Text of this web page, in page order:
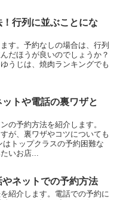
！行列に並ぶことにな
す。予約なしの場合は、行列
だほうが良いのでしょうか？
うじは、焼肉ランキングでも
トや電話の裏ワザと
の予約方法を紹介します。
が、裏ワザやコツについても
トップクラスの予約困難な
いお店...
ネットでの予約方法
紹介します。電話での予約に